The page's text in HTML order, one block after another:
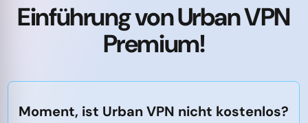
Einführung von Urban VPN
Premium!
Moment, ist Urban VPN nicht kostenlos?